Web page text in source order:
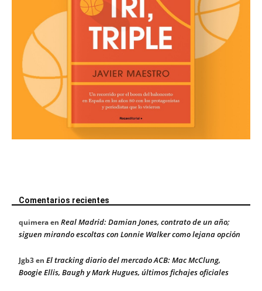
Comentarios recientes
quimeraen Real Madrid: Damian Jones, contrato de un año;
siguen mirando escoltas con Lonnie Walker como lejana opción
Jgb3en El tracking diario del mercado ACB: Mac McClung,
Boogie Ellis, Baugh y Mark Hugues, últimos fichajes oficiales